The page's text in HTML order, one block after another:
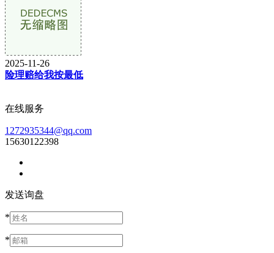
2025-11-26
险理赔给我按最低
在线服务
1272935344@qq.com
15630122398
发送询盘
*
*